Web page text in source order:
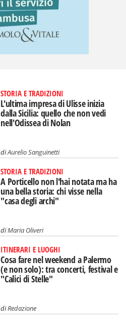
STORIA E TRADIZIONI
L'ultima impresa di Ulisse inizia
dalla Sicilia: quello che non vedi
nell'Odissea di Nolan
diAurelio Sanguinetti
STORIA E TRADIZIONI
A Porticello non l'hai notata ma ha
una bella storia: chi visse nella
"casa degli archi"
diMaria Oliveri
ITINERARI E LUOGHI
Cosa fare nel weekend a Palermo
(e non solo): tra concerti, festival e
"Calici di Stelle"
diRedazione